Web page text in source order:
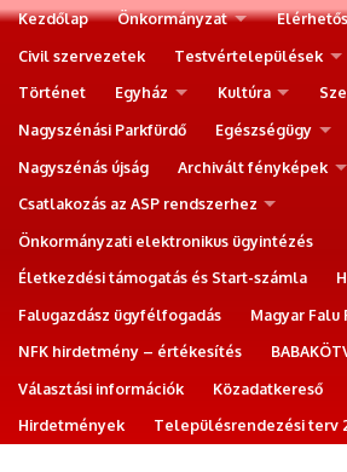
Kezdőlap Önkormányzat
Civil szervezetek
Testvértelepülések
Történet
Egyház Kultúra
Nagyszénási Parkfürdő
Egészségügy
Nagyszénás újság
Archivált fényképek
Csatlakozás az ASP rendszerhez
Önkormányzati elektronikus ügyintézés
Életkezdési támogatás és Start-számla
Falugazdász ügyfélfogadás
Magyar Falu
NFK hirdetmény – értékesítés
Választási információk
Közadatkereső
Hirdetmények
Településrendezési terv